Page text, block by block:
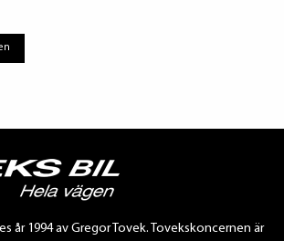
år 1994 av Gregor Tovek. Tovekskoncernen är